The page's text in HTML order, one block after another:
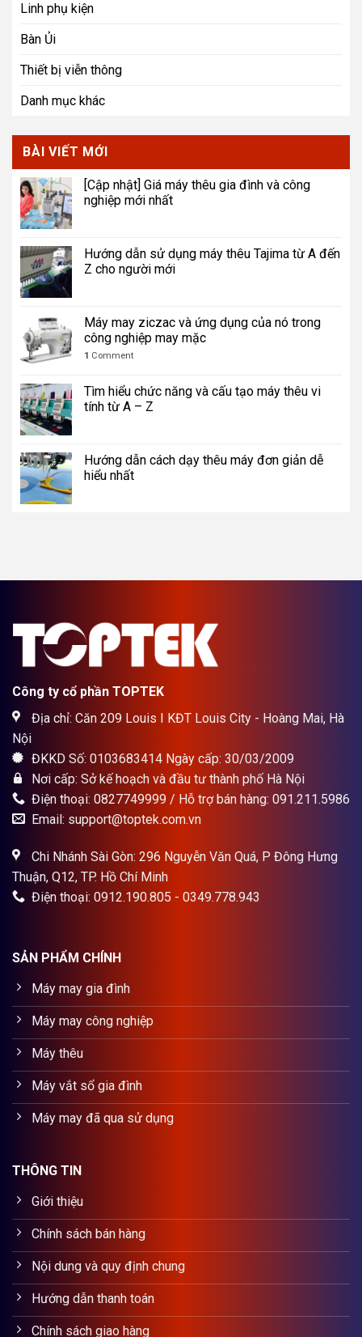
Linh phụ kiện
Bàn Ủi
Thiết bị viễn thông
Danh mục khác
BÀI VIẾT MỚI
[Cập nhật] Giá máy thêu gia đình và công
nghiệp mới nhất
Hướng dẫn sử dụng máy thêu Tajima từ A đến
Z cho người mới
Máy may ziczac và ứng dụng của nó trong
công nghiệp may mặc
1 Comment
Tìm hiểu chức năng và cấu tạo máy thêu vi
tính từ A – Z
Hướng dẫn cách dạy thêu máy đơn giản dễ
hiểu nhất
Công ty cổ phần TOPTEK
Địa chỉ: Căn 209 Louis I KĐT Louis City - Hoàng Mai, Hà
Nội
ĐKKD Số: 0103683414 Ngày cấp: 30/03/2009
Nơi cấp: Sở kế hoạch và đầu tư thành phố Hà Nội
Điện thoại: 0827749999 / Hỗ trợ bán hàng: 091.211.5986
Email: support@toptek.com.vn
Chi Nhánh Sài Gòn: 296 Nguyễn Văn Quá, P Đông Hưng
Thuận, Q12, TP. Hồ Chí Minh
Điện thoại: 0912.190.805 - 0349.778.943
SẢN PHẨM CHÍNH
Máy may gia đình
Máy may công nghiệp
Máy thêu
Máy vắt sổ gia đình
Máy may đã qua sử dụng
THÔNG TIN
Giới thiệu
Chính sách bán hàng
Nội dung và quy định chung
Hướng dẫn thanh toán
Chính sách giao hàng